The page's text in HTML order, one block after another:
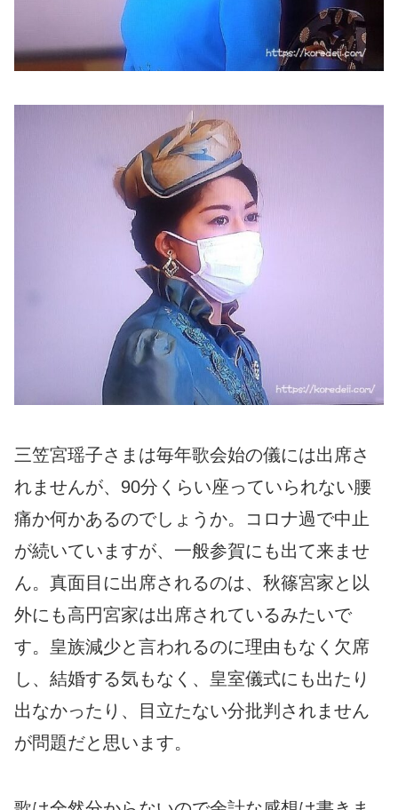
三笠宮瑶子さまは毎年歌会始の儀には出席さ
れませんが、90分くらい座っていられない腰
痛か何かあるのでしょうか。コロナ過で中止
が続いていますが、一般参賀にも出て来ませ
ん。真面目に出席されるのは、秋篠宮家と以
外にも高円宮家は出席されているみたいで
す。皇族減少と言われるのに理由もなく欠席
し、結婚する気もなく、皇室儀式にも出たり
出なかったり、目立たない分批判されません
が問題だと思います。